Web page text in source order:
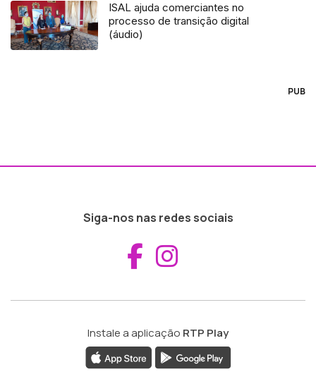
ISAL ajuda comerciantes no
processo de transição digital
(áudio)
PUB
Siga-nos nas redes sociais
Aceder ao
Instale a aplicação RTP Play